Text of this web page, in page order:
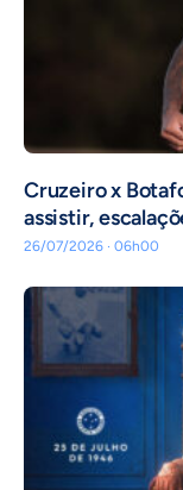
Cruzeiro x
assistir,
26/07/2026 · 06h00